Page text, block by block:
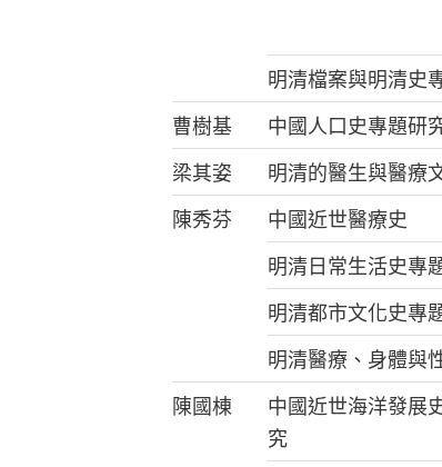
明清檔案與明清史
曹樹基
中國人口史專題研
梁其姿
明清的醫生與醫療
陳秀芬
中國近世醫療史
明清日常生活史專
明清都市文化史專
明清醫療、身體與
陳國棟
中國近世海洋發展
究